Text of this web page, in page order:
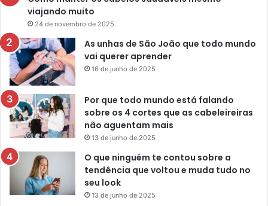
viajando muito
24 de novembro de 2025
As unhas de São João que todo mundo
vai querer aprender
16 de junho de 2025
Por que todo mundo está falando
sobre os 4 cortes que as cabeleireiras
não aguentam mais
13 de junho de 2025
O que ninguém te contou sobre a
tendência que voltou e muda tudo no
seu look
13 de junho de 2025